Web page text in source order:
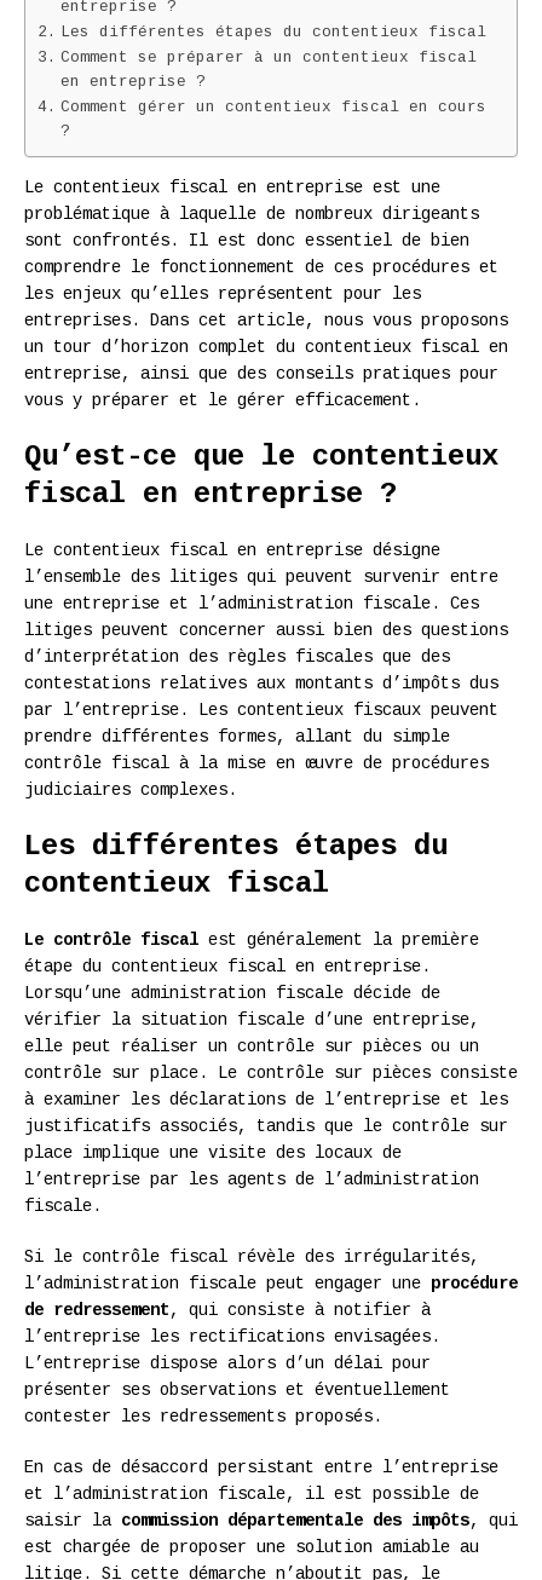
entreprise ?
Les différentes étapes du contentieux fiscal
Comment se préparer à un contentieux fiscal
en entreprise ?
Comment gérer un contentieux fiscal en cours
?
Le contentieux fiscal en entreprise est une
problématique à laquelle de nombreux dirigeants
sont confrontés. Il est donc essentiel de bien
comprendre le fonctionnement de ces procédures et
les enjeux qu’elles représentent pour les
entreprises. Dans cet article, nous vous proposons
un tour d’horizon complet du contentieux fiscal en
entreprise, ainsi que des conseils pratiques pour
vous y préparer et le gérer efficacement.
Qu’est-ce que le contentieux
fiscal en entreprise ?
Le contentieux fiscal en entreprise désigne
l’ensemble des litiges qui peuvent survenir entre
une entreprise et l’administration fiscale. Ces
litiges peuvent concerner aussi bien des questions
d’interprétation des règles fiscales que des
contestations relatives aux montants d’impôts dus
par l’entreprise. Les contentieux fiscaux peuvent
prendre différentes formes, allant du simple
contrôle fiscal à la mise en œuvre de procédures
judiciaires complexes.
Les différentes étapes du
contentieux fiscal
Le contrôle fiscal est généralement la première
étape du contentieux fiscal en entreprise.
Lorsqu’une administration fiscale décide de
vérifier la situation fiscale d’une entreprise,
elle peut réaliser un contrôle sur pièces ou un
contrôle sur place. Le contrôle sur pièces consiste
à examiner les déclarations de l’entreprise et les
justificatifs associés, tandis que le contrôle sur
place implique une visite des locaux de
l’entreprise par les agents de l’administration
fiscale.
Si le contrôle fiscal révèle des irrégularités,
l’administration fiscale peut engager une procédure
de redressement, qui consiste à notifier à
l’entreprise les rectifications envisagées.
L’entreprise dispose alors d’un délai pour
présenter ses observations et éventuellement
contester les redressements proposés.
En cas de désaccord persistant entre l’entreprise
et l’administration fiscale, il est possible de
saisir la commission départementale des impôts, qui
est chargée de proposer une solution amiable au
litige. Si cette démarche n’aboutit pas, le